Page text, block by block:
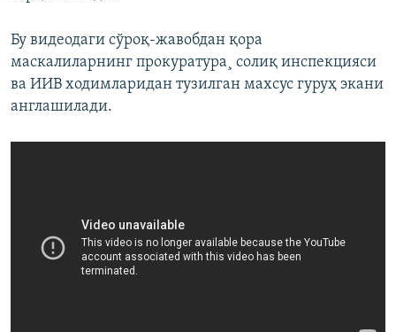
Бу видеодаги сўроқ-жавобдан қора
маскалиларнинг прокуратура¸ солиқ инспекцияси
ва ИИВ ходимларидан тузилган махсус гуруҳ экани
англашилади.